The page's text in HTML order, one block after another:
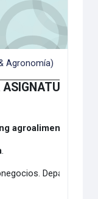
Agronomía)
agroalimentario
.